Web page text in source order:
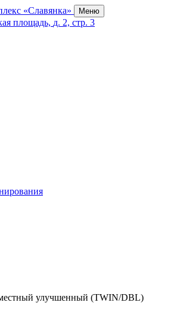
Меню
площадь, д. 2, стр. 3
улучшенный (TWIN/DBL)